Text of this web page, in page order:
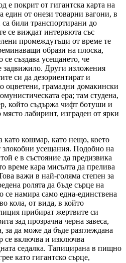
е покрит от гигантска карта на
един от онези товарни вагони, в
били транспортирани до
се виждат интервюта със
промеждутъци от време те
образи на плоска,
се създава усещането, че
задвижило. Други изложения
си да дезориентират и
оцветени, грамадни домакински
ера; там студена,
който съдържа чифт ботуши и
лабиринт, изграден от ярки
като кошмар, като нещо, което
злокобни усещания. Подобно на
е в състояние да предизвика
време кара мисълта да прелива
важи в най-голяма степен за
ролята да бъде сърце на
се намира само една-единствена
кола, от вида, в който
прибират жертвите си
зад прозрачна черна завеса,
за да може да бъде разглеждана
се включва и изключва
седалка. Тапицирана в пищно
като гигантско сърце,